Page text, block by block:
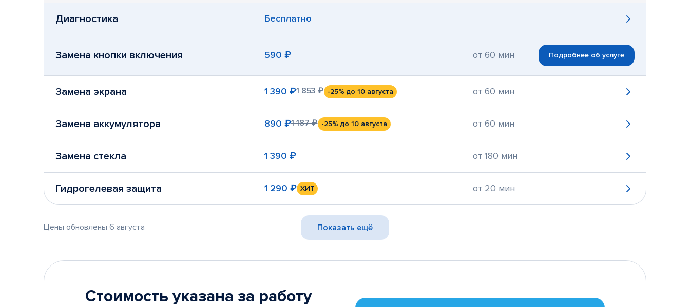
Диагностика Бесплатно
Замена кнопки включения 590 ₽ от 60 мин Подробнее об услуге
Замена экрана 1 390 ₽1 853 ₽ -25% до 10 августа от 60 мин
Замена аккумулятора 890 ₽1 187 ₽ -25% до 10 августа от 60 мин
Замена стекла 1 390 ₽ от 180 мин
Гидрогелевая защита 1 290 ₽ ХИТ от 20 мин
Цены обновлены 6 августа Показать ещё
Стоимость указана за работу